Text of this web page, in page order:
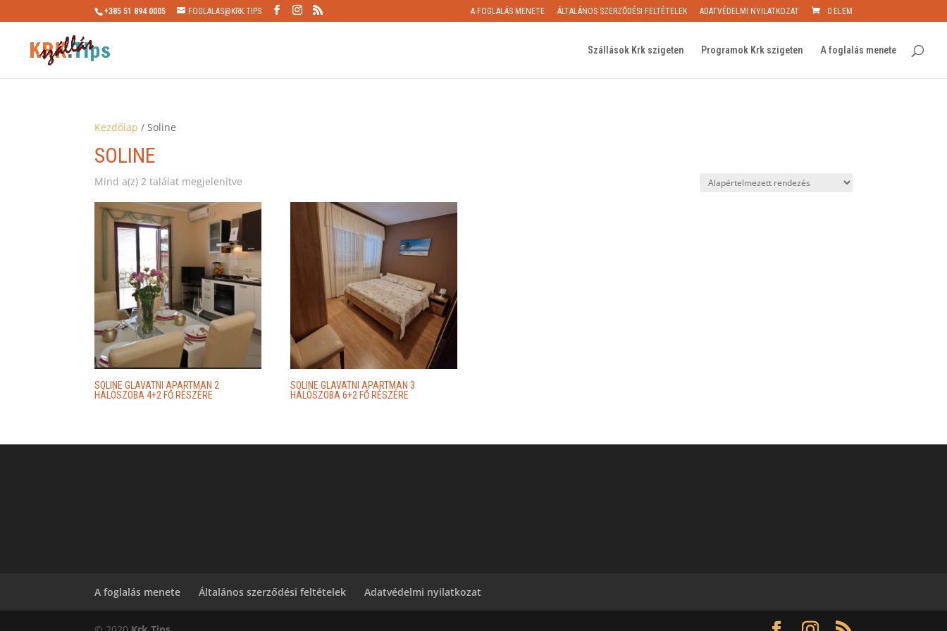
+385 51 894 0005 FOGLALAS@KRK.TIPS A FOGLALÁS MENETE ÁLTALÁNOS SZERZŐDÉSI FELTÉTELEK ADATVÉDELMI NYILATKOZAT 0 ELEM
Szállások Krk szigeten Programok Krk szigeten A foglalás menete
Kezdőlap / Soline
SOLINE
Mind a(z) 2 találat megjelenítve
SOLINE GLAVATNI APARTMAN 2
HÁLÓSZOBA 4+2 FŐ RÉSZÉRE
SOLINE GLAVATNI APARTMAN 3
HÁLÓSZOBA 6+2 FŐ RÉSZÉRE
A foglalás menete Általános szerződési feltételek Adatvédelmi nyilatkozat